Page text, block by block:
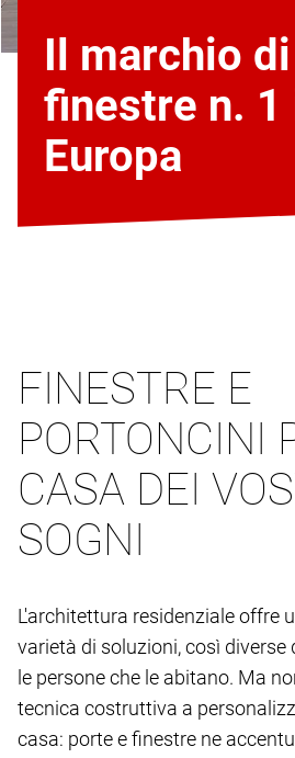
Il marchio di
finestre n. 1
Europa
FINESTRE E
PORTONCINI
CASA DEI
SOGNI
L'architettura residenziale offre
varietà di soluzioni, così
le persone che le abitano. Ma
tecnica costruttiva a
casa: porte e finestre ne